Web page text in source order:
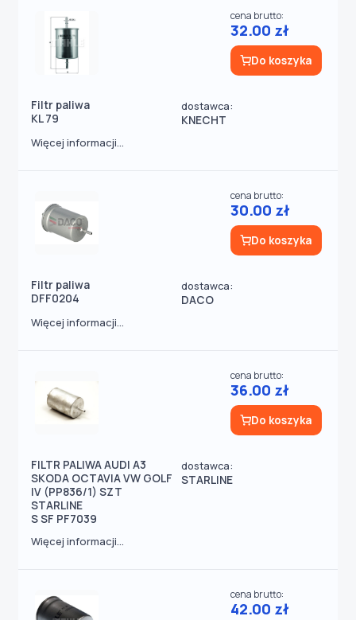
Filtr paliwa
KL 79
dostawca:
KNECHT
cena brutto:
32.00 zł
Do koszyka
Więcej informacji...
Filtr paliwa
DFF0204
dostawca:
DACO
cena brutto:
30.00 zł
Do koszyka
Więcej informacji...
FILTR PALIWA AUDI A3
SKODA OCTAVIA VW GOLF
IV (PP836/1) SZT
STARLINE
S SF PF7039
dostawca:
STARLINE
cena brutto:
36.00 zł
Do koszyka
Więcej informacji...
cena brutto:
42.00 zł